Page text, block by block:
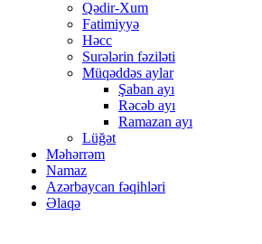
Qədir-Xum
Fatimiyyə
Həcc
Surələrin fəziləti
Müqəddəs aylar
Şaban ayı
Rəcəb ayı
Ramazan ayı
Lüğət
Məhərrəm
Namaz
Azərbaycan fəqihləri
Əlaqə